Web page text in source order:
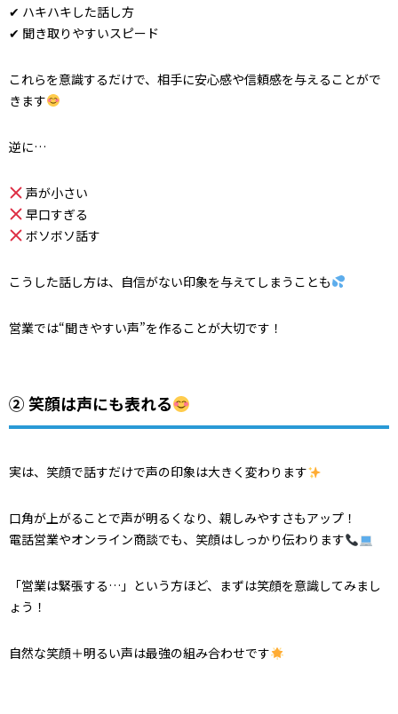
✔ ハキハキした話し方
✔ 聞き取りやすいスピード
これらを意識するだけで、相手に安心感や信頼感を与えることがで
きます
逆に…
声が小さい
早口すぎる
ボソボソ話す
こうした話し方は、自信がない印象を与えてしまうことも
営業では“聞きやすい声”を作ることが大切です！
② 笑顔は声にも表れる
実は、笑顔で話すだけで声の印象は大きく変わります
口角が上がることで声が明るくなり、親しみやすさもアップ！
電話営業やオンライン商談でも、笑顔はしっかり伝わります
「営業は緊張する…」という方ほど、まずは笑顔を意識してみまし
ょう！
自然な笑顔＋明るい声は最強の組み合わせです